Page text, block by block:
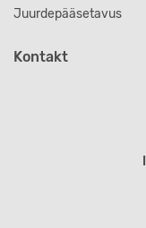
Juurdepääsetavus
Kontakt